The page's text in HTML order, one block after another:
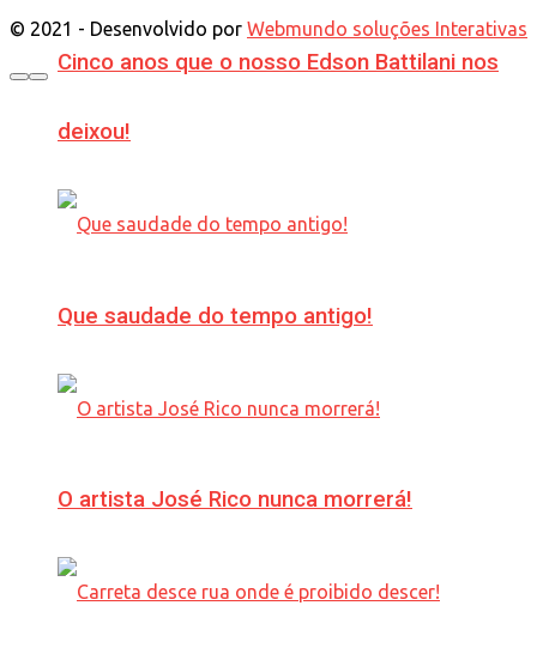
Cinco anos que o nosso Edson Battilani nos
deixou!
Que saudade do tempo antigo!
O artista José Rico nunca morrerá!
© 2021 - Desenvolvido por Webmundo soluções Interativas